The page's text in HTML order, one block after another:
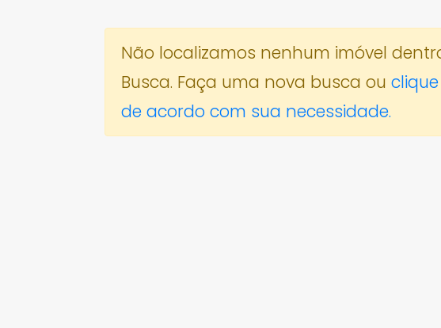
Não localizamos nenhum imóvel
Busca. Faça uma nova busca ou
de acordo com sua necessidade.